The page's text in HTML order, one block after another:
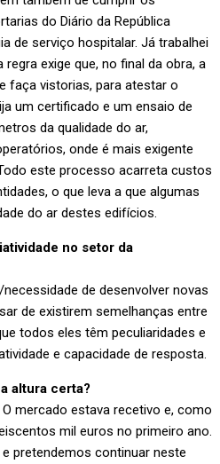
do Diário da República
de serviço hospitalar. Já trabalhei
exige que, no final da obra, a
faça vistorias, para atestar o
um certificado e um ensaio de
da qualidade do ar,
onde é mais exigente
este processo acarreta custos
o que leva a que algumas
do ar destes edifícios.
no setor da
de desenvolver novas
de existirem semelhanças entre
todos eles têm peculiaridades e
e capacidade de resposta.
altura certa?
mercado estava recetivo e, como
mil euros no primeiro ano.
pretendemos continuar neste